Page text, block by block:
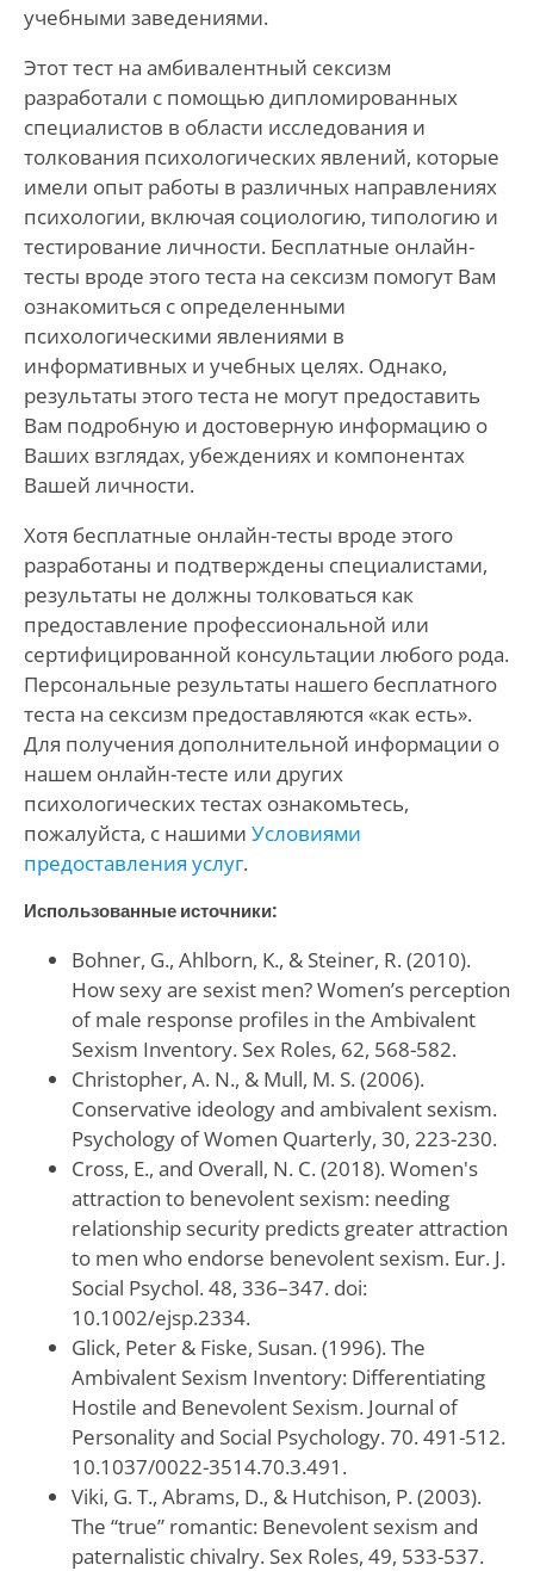
учебными заведениями.
Этот тест на амбивалентный сексизм
разработали с помощью дипломированных
специалистов в области исследования и
толкования психологических явлений, которые
имели опыт работы в различных направлениях
психологии, включая социологию, типологию и
тестирование личности. Бесплатные онлайн-
тесты вроде этого теста на сексизм помогут Вам
ознакомиться с определенными
психологическими явлениями в
информативных и учебных целях. Однако,
результаты этого теста не могут предоставить
Вам подробную и достоверную информацию о
Ваших взглядах, убеждениях и компонентах
Вашей личности.
Хотя бесплатные онлайн-тесты вроде этого
разработаны и подтверждены специалистами,
результаты не должны толковаться как
предоставление профессиональной или
сертифицированной консультации любого рода.
Персональные результаты нашего бесплатного
теста на сексизм предоставляются «как есть».
Для получения дополнительной информации о
нашем онлайн-тесте или других
психологических тестах ознакомьтесь,
пожалуйста, с нашими Условиями
предоставления услуг.
Использованные источники:
Bohner, G., Ahlborn, K., & Steiner, R. (2010).
How sexy are sexist men? Women’s perception
of male response profiles in the Ambivalent
Sexism Inventory. Sex Roles, 62, 568-582.
Christopher, A. N., & Mull, M. S. (2006).
Conservative ideology and ambivalent sexism.
Psychology of Women Quarterly, 30, 223-230.
Cross, E., and Overall, N. C. (2018). Women's
attraction to benevolent sexism: needing
relationship security predicts greater attraction
to men who endorse benevolent sexism. Eur. J.
Social Psychol. 48, 336–347. doi:
10.1002/ejsp.2334.
Glick, Peter & Fiske, Susan. (1996). The
Ambivalent Sexism Inventory: Differentiating
Hostile and Benevolent Sexism. Journal of
Personality and Social Psychology. 70. 491-512.
10.1037/0022-3514.70.3.491.
Viki, G. T., Abrams, D., & Hutchison, P. (2003).
The “true” romantic: Benevolent sexism and
paternalistic chivalry. Sex Roles, 49, 533-537.